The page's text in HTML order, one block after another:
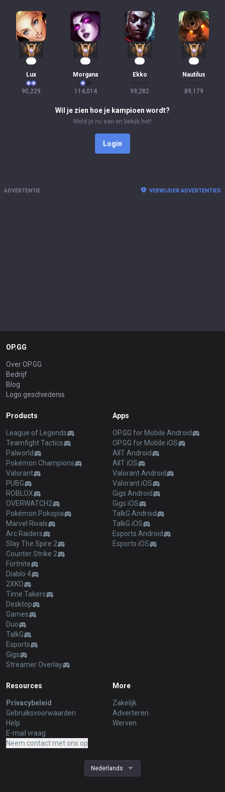
Lux
90,229
Morgana
114,014
Ekko
99,282
Nautilus
89,179
Wil je zien hoe je kampioen wordt?
Meld je nu aan en bekijk het!
Login
ADVERTENTIE VERWIJDER ADVERTENTIES
OP.GG
Over OP.GG
Bedrijf
Blog
Logo geschiedenis
Products
League of Legends
Teamfight Tactics
Palworld
Pokémon Champions
Valorant
PUBG
ROBLOX
OVERWATCH2
Pokémon Pokopia
Marvel Rivals
Arc Raiders
Slay The Spire 2
Counter Strike 2
Fortnite
Diablo 4
2XKO
Time Takers
Desktop
Games
Duo
TalkG
Esports
Gigs
Streamer Overlay
Apps
OP.GG for Mobile Android
OP.GG for Mobile iOS
AllT Android
AllT iOS
Valorant Android
Valorant iOS
Gigs Android
Gigs iOS
TalkG Android
TalkG iOS
Esports Android
Esports iOS
Resources
Privacybeleid
Gebruiksvoorwaarden
Help
E-mail vraag
Neem contact met ons op
More
Zakelijk
Adverteren
Werven
Nederlands